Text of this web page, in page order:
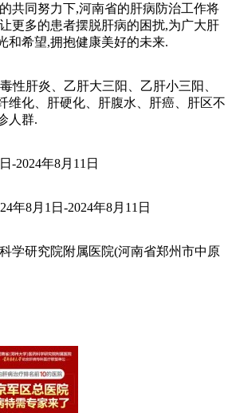
共同努力下,河南省的肝病防治工作将
更多的患者摆脱肝病的困扰,为广大肝
和希望,拥抱健康美好的未来.
性肝炎、乙肝大三阳、乙肝小三阳、
维化、肝硬化、肝腹水、肝癌、肝区不
人群.
-2024年8月11日
年8月1日-2024年8月11日
学研究院附属医院(河南省郑州市中原